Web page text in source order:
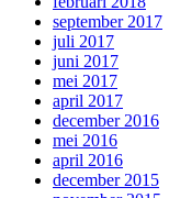
september 2017
juli 2017
juni 2017
mei 2017
april 2017
december 2016
mei 2016
april 2016
december 2015